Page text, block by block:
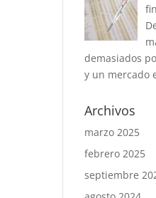
demasiados
y un mercado
Archivos
marzo 2025
febrero 2025
septiembre